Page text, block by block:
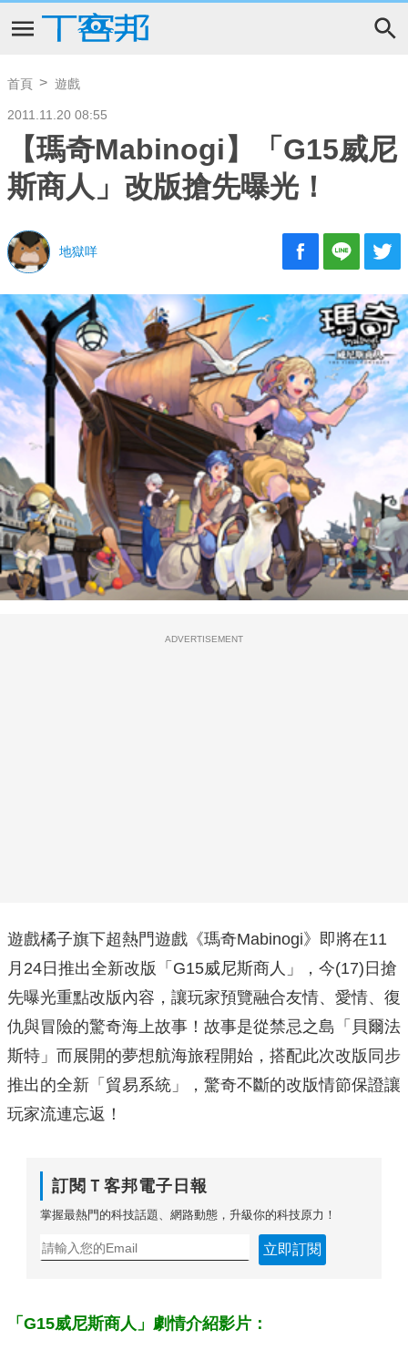
首頁 遊戲
2011.11.20 08:55
【瑪奇Mabinogi】「G15威尼
斯商人」改版搶先曝光！
地獄咩
ADVERTISEMENT
遊戲橘子旗下超熱門遊戲《瑪奇Mabinogi》即將在11
月24日推出全新改版「G15威尼斯商人」，今(17)日搶
先曝光重點改版內容，讓玩家預覽融合友情、愛情、復
仇與冒險的驚奇海上故事！故事是從禁忌之島「貝爾法
斯特」而展開的夢想航海旅程開始，搭配此次改版同步
推出的全新「貿易系統」，驚奇不斷的改版情節保證讓
玩家流連忘返！
訂閱Ｔ客邦電子日報
掌握最熱門的科技話題、網路動態，升級你的科技原力！
立即訂閱
「G15威尼斯商人」劇情介紹影片：